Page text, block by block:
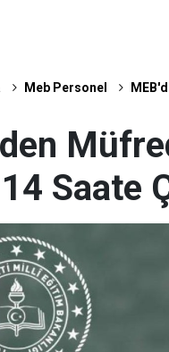
Meb Personel
Saate